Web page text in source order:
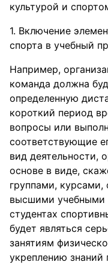
культурой и
1. Включение
спорта в учебный
Например,
команда должна
определенную
короткий период
вопросы или
соответствующие
вид деятельности,
основе в виде,
группами,
высшими учебными
студентах
будет являться
занятиям
укреплению